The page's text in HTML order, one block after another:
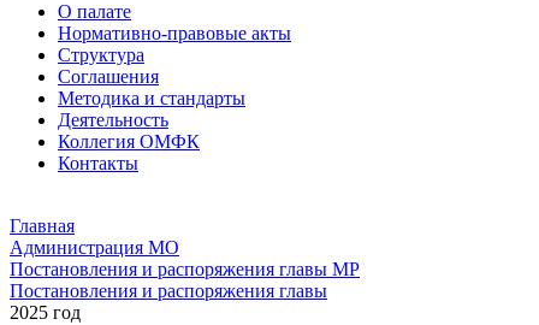
О палате
Нормативно-правовые акты
Структура
Соглашения
Методика и стандарты
Деятельность
Коллегия ОМФК
Контакты
Главная
Администрация МО
Постановления и распоряжения главы МР
Постановления и распоряжения главы
2025 год